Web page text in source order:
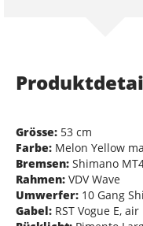
Grösse: 53 cm
Farbe: Melon Yellow
Bremsen: Shimano
Rahmen: VDV Wave
Umwerfer: 10 Gang
Gabel: RST Vogue E, air